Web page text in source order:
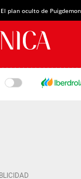
El plan oculto de